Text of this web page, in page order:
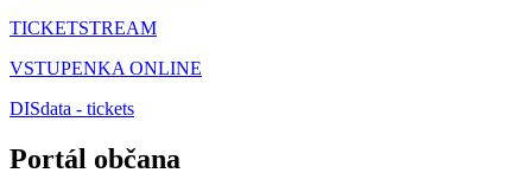
TICKETSTREAM
VSTUPENKA ONLINE
DISdata - tickets
Portál občana